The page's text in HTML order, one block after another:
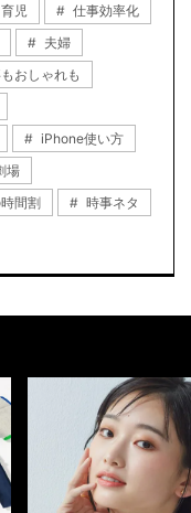
育児
仕事効率化
夫婦
おしゃれも
iPhone使い方
場
間割
時事ネタ